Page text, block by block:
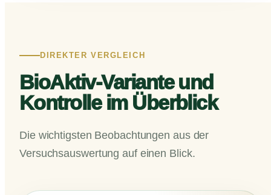
DIREKTER VERGLEICH
BioAktiv-Variante und
Kontrolle im Überblick
Die wichtigsten Beobachtungen aus der
Versuchsauswertung auf einen Blick.